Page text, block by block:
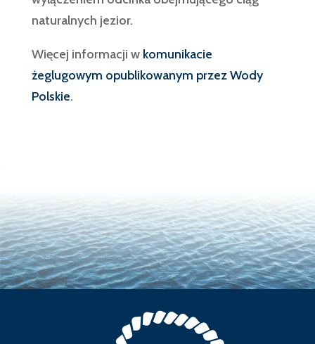
naturalnych jezior.
Więcej informacji w komunikacie
żeglugowym opublikowanym przez Wody
Polskie.